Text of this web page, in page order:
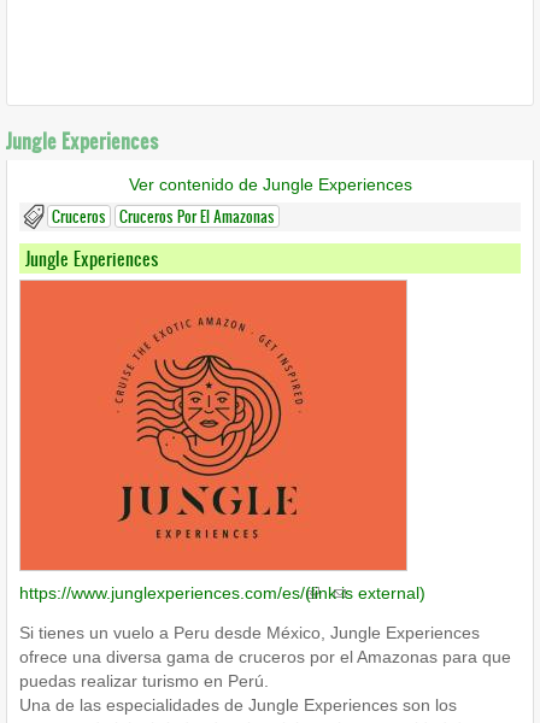
Jungle Experiences
Ver contenido de Jungle Experiences
Cruceros Cruceros Por El Amazonas
Jungle Experiences
https://www.junglexperiences.com/es/(link is external)
Si tienes un vuelo a Peru desde México, Jungle Experiences
ofrece una diversa gama de cruceros por el Amazonas para que
puedas realizar turismo en Perú.
Una de las especialidades de Jungle Experiences son los